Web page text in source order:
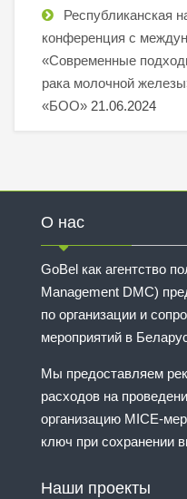
Республиканская
конференция с
«Современные
рака молочной
«БОО» 21.06.2024
О нас
GoBel как агентство
Management DMC)
по организации и
мероприятий в
Мы предоставляем
расходов на
организацию MICE-
ключ при сохранении
Наши проекты